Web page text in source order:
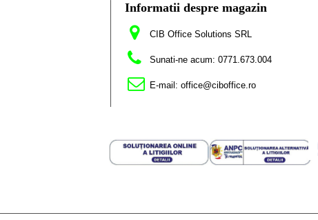
Informatii despre magazin
CIB Office Solutions SRL
Sunati-ne acum: 0771.673.004
E-mail: office@ciboffice.ro